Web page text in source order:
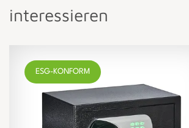
interessieren
ESG-KONFORM